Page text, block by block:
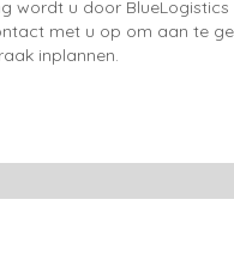
wordt u door
met u op om aan te
inplannen.